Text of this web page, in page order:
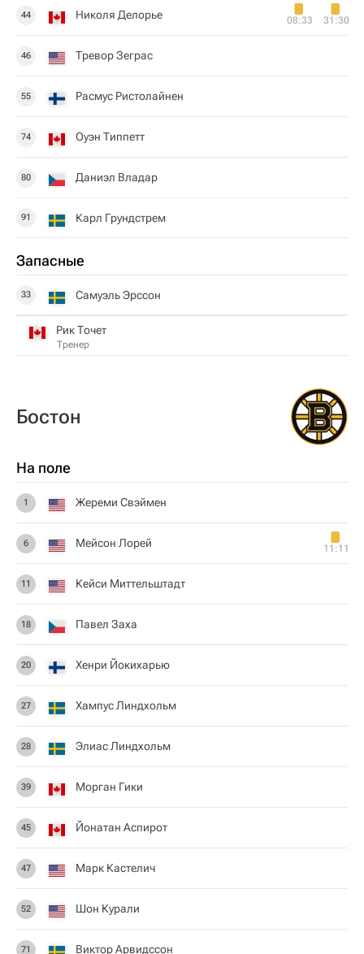
44 Николя Делорье 08:33 31:30
46 Тревор Зеграс
55 Расмус Ристолайнен
74 Оуэн Типпетт
80 Даниэл Владар
91 Карл Грундстрем
Запасные
33 Самуэль Эрссон
Рик Точет
Тренер
Бостон
На поле
1 Жереми Свэймен
6 Мейсон Лорей 11:11
11 Кейси Миттельштадт
18 Павел Заха
20 Хенри Йокихарью
27 Хампус Линдхольм
28 Элиас Линдхольм
39 Морган Гики
45 Йонатан Аспирот
47 Марк Кастелич
52 Шон Курали
71 Виктор Арвидссон